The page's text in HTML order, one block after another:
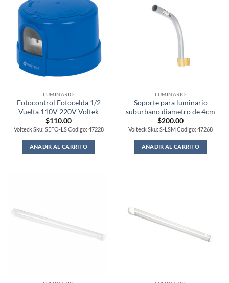
LUMINARIO
Fotocontrol Fotocelda 1/2
Vuelta 110V 220V Voltek
$110.00
Volteck Sku: SEFO-LS Codigo: 47228
AÑADIR AL CARRITO
LUMINARIO
Soporte para luminario
suburbano diametro de 4cm
$200.00
Volteck Sku: S-LSM Codigo: 47268
AÑADIR AL CARRITO